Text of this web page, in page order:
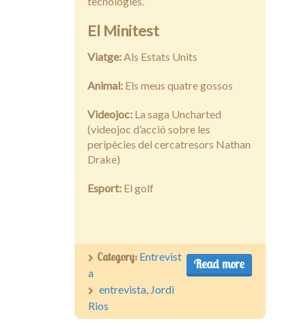
El Minitest
Viatge:Als Estats Units
Animal: Els meus quatre gossos
Videojoc: La saga Uncharted
(videojoc d’acció sobre les
peripècies del cercatresors Nathan
Drake)
Esport: El golf
Read more
Category: Entrevist
a
entrevista, Jordi
Rios